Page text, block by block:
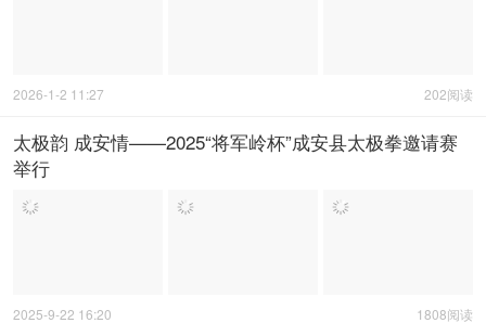
202阅读
2026-1-2 11:27
太极韵 成安情——2025“将军岭杯”成安县太极拳邀请赛
举行